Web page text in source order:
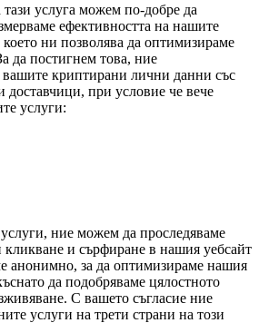
услуга можем по-добре да
ефективността на нашите
ни позволява да оптимизираме
да постигнем това, ние
криптирани лични данни със
доставчици, при условие че вече
услуги:
ние можем да проследяваме
кликване и сърфиране в нашия уебсайт
анонимно, за да оптимизираме нашия
да подобряваме цялостното
С вашето съгласие ние
услуги на трети страни на този